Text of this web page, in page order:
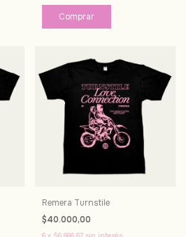
Comprar
Remera Turnstile
$40.000,00
6 x $6.666,67 sin interés